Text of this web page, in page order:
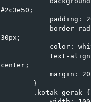
#2c3e50;
30px;
center;